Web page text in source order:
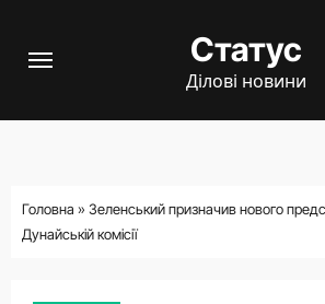
Статус
Ділові новини
Головна » Зеленський призначив нового
Дунайській комісії